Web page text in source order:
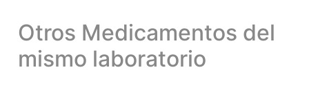
Otros Medicamentos del
mismo laboratorio